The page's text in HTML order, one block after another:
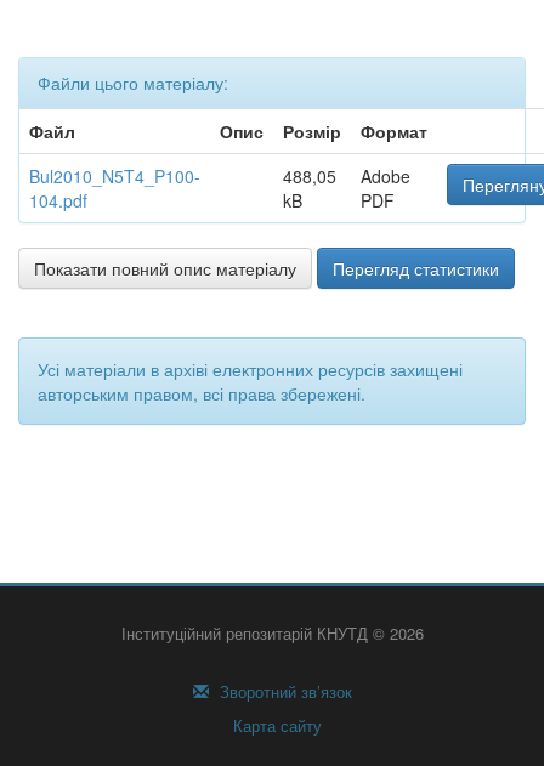
Файли цього матеріалу:
Файл
Опис Розмір
Формат
Bul2010_N5T4_P100-
104.pdf
488,05
kB
Adobe
PDF
Показати повний опис матеріалу Перегляд статистики
Усі матеріали в архіві електронних ресурсів захищені
авторським правом, всі права збережені.
Інституційний репозитарій КНУТД © 2026
Зворотний зв’язок
Карта сайту